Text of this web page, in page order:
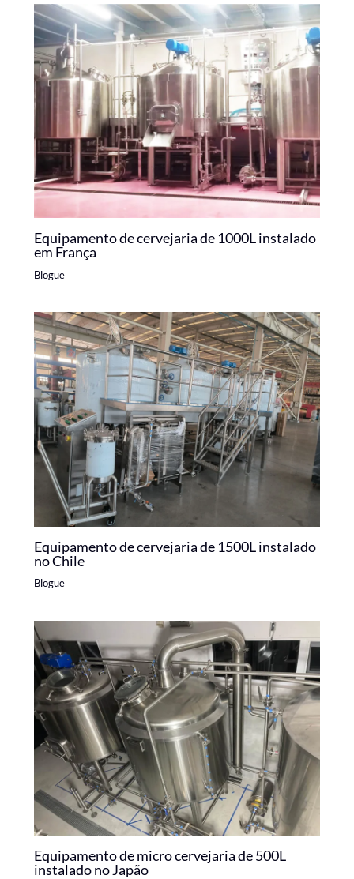
Equipamento de cervejaria de 1000L instalado
em França
Blogue
Equipamento de cervejaria de 1500L instalado
no Chile
Blogue
Equipamento de micro cervejaria de 500L
instalado no Japão